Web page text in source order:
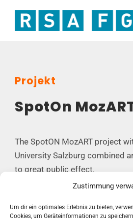
Zustimmung
Um dir ein optimales Erlebnis zu bieten,
Cookies, um Geräteinformationen zu
content
Projekt
SpotOn
The SpotON MozART project
University Salzburg combined
to great public effect.